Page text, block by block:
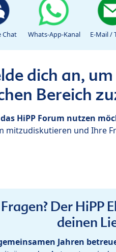
Chat Whats-App-Kanal E-Mail /
dich an,
Bereich
HiPP Forum nutzen
mitzudiskutieren und Ihre
Der HiPP
deinen
Jahren